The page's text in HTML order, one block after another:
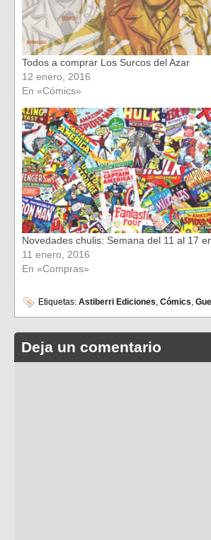
Todos a comprar Los Surcos del Azar
12 enero, 2016
En «Cómics»
Novedades chulis: Semana del 11 al 17
11 enero, 2016
En «Compras»
Etiquetas: Astiberri Ediciones, Cómics,
Deja un comentario